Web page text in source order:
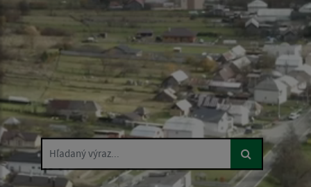
Hľadaný výraz...